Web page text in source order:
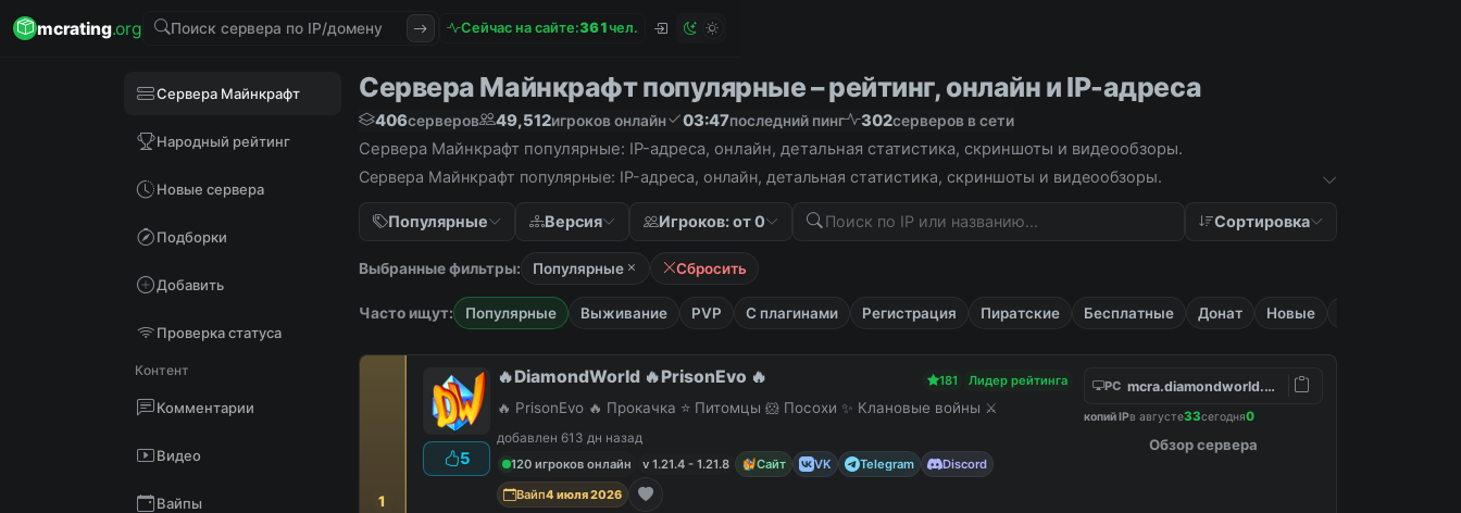
mcrating.org Сейчас на сайте:361чел.
Сервера Майнкрафт
Народный рейтинг
Новые сервера
Подборки
Добавить
Проверка статуса
Контент
Комментарии
Видео
Вайпы
Сервера Майнкрафт популярные – рейтинг, онлайн и IP-адреса
406серверов 49,512игроков онлайн 03:47последний пинг 302серверов в сети
Сервера Майнкрафт популярные: IP-адреса, онлайн, детальная статистика, скриншоты и видеообзоры.
Сервера Майнкрафт популярные: IP-адреса, онлайн, детальная статистика, скриншоты и видеообзоры.
Популярные Версия Игроков: от 0 Сортировка
Выбранные фильтры: Популярные Сбросить
Часто ищут: Популярные Выживание PVP С плагинами Регистрация Пиратские Бесплатные Донат Новые
1
5
🔥DiamondWorld 🔥PrisonEvo 🔥 181 Лидер рейтинга
🔥 PrisonEvo 🔥 Прокачка ⭐ Питомцы 🐹 Посохи ✨ Клановые войны ⚔
добавлен 613 дн назад
120 игроков онлайн
v 1.21.4 - 1.21.8 Сайт VK Telegram
Discord
Вайп4 июля 2026
PC mcra.diamondworld.pro
копий IPв августе33сегодня0
Обзор сервера